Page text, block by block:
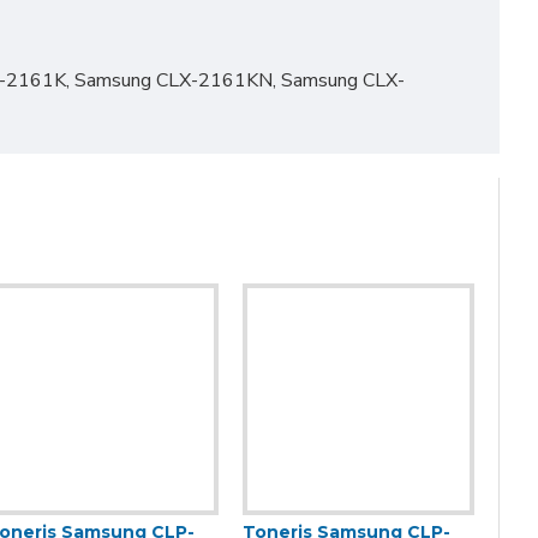
Samsung CLX-2161KN, Samsung CLX-
Samsung CLP-
Toneris Samsung CLP-